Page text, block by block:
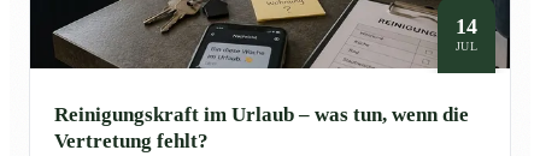
14
JUL
Reinigungskraft im Urlaub – was tun, wenn die
Vertretung fehlt?